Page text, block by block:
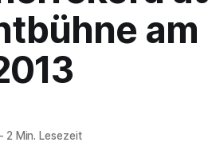
am
2 Min. Lesezeit